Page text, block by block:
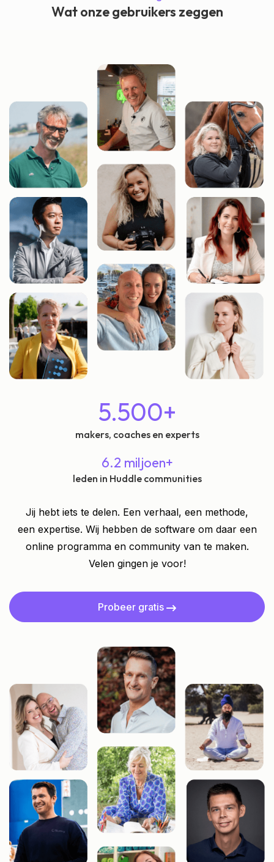
verleden tijd.Wat onze gebruikers zeggen
5.500+
makers, coaches en experts
6.2 miljoen+
leden in Huddle communities
Jij hebt iets te delen. Een verhaal, een methode,
een expertise. Wij hebben de software om daar een
online programma en community van te maken.
Velen gingen je voor!
Probeer gratis